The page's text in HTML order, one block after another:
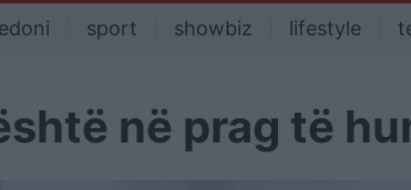
sport showbiz lifestyle
në prag të